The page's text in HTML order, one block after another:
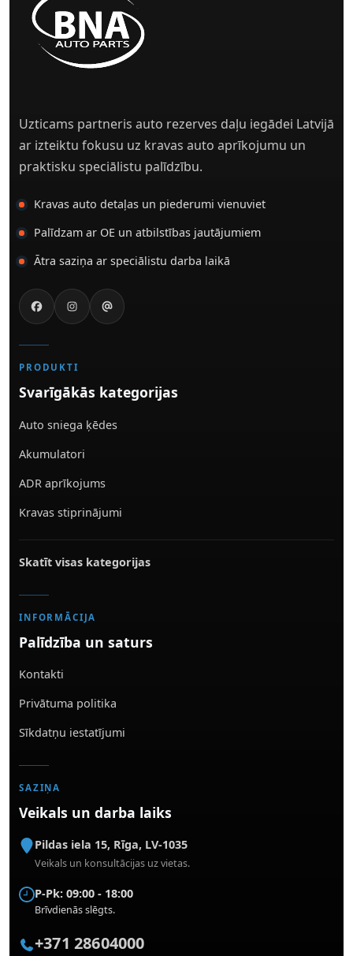
Uzticams partneris auto rezerves daļu iegādei Latvijā
ar izteiktu fokusu uz kravas auto aprīkojumu un
praktisku speciālistu palīdzību.
Kravas auto detaļas un piederumi vienuviet
Palīdzam ar OE un atbilstības jautājumiem
Ātra saziņa ar speciālistu darba laikā
PRODUKTI
Svarīgākās kategorijas
Auto sniega ķēdes
Akumulatori
ADR aprīkojums
Kravas stiprinājumi
Skatīt visas kategorijas
INFORMĀCIJA
Palīdzība un saturs
Kontakti
Privātuma politika
Sīkdatņu iestatījumi
SAZIŅA
Veikals un darba laiks
Pildas iela 15, Rīga, LV-1035
Veikals un konsultācijas uz vietas.
P-Pk: 09:00 - 18:00
Brīvdienās slēgts.
+371 28604000